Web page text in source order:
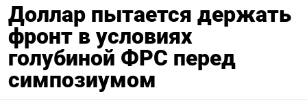
Доллар пытается держать
фронт в условиях
голубиной ФРС перед
симпозиумом